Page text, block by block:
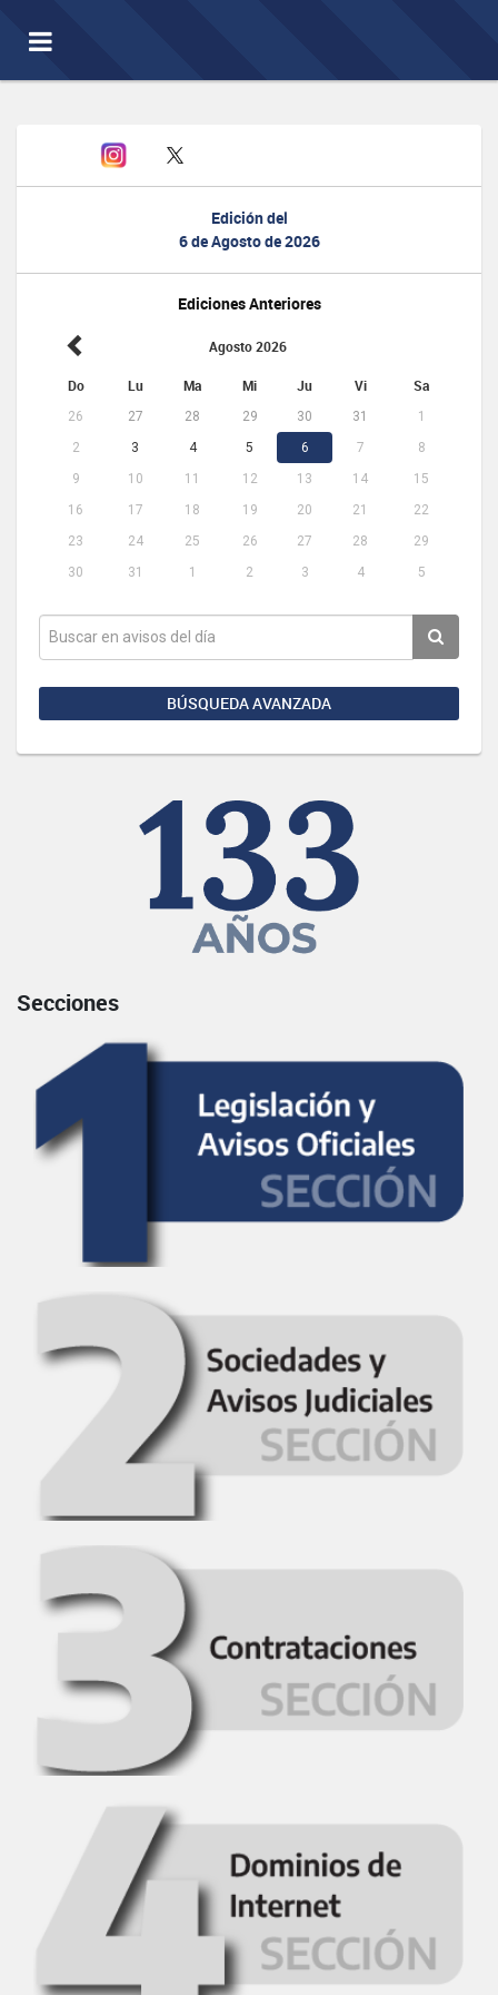
Toggle
navigation
Edición del
6 de Agosto de 2026
Ediciones Anteriores
Agosto 2026
Do Lu Ma Mi Ju Vi Sa
26 27 28 29 30 31
1
2
3 4 5 6 7
8
9
10 11 12 13 14
15
16
17 18 19 20 21
22
23
24 25 26 27 28
29
30
31 1 2 3 4 5
BÚSQUEDA AVANZADA
Secciones